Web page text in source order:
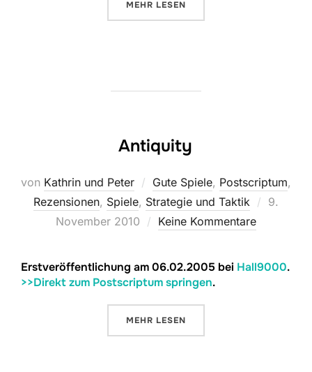
MEHR ÜBER „WIE ICH DIE WELT SEHE
LESEN
Antiquity
von Kathrin und Peter Gute Spiele, Postscriptum,
Rezensionen, Spiele, Strategie und Taktik
9.
November 2010
Keine Kommentare
Erstveröffentlichung am 06.02.2005 bei Hall9000.
>>Direkt zum Postscriptum springen.
MEHR ÜBER „ANTIQUITY“
LESEN